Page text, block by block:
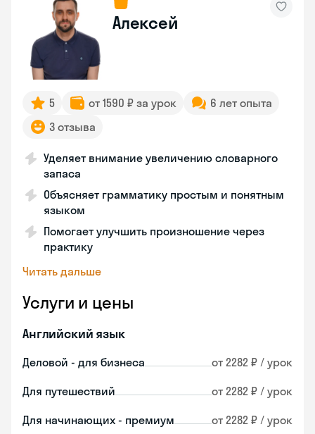
Алексей
5 от 1590 ₽ за урок
6 лет опыта
3 отзыва
Уделяет внимание увеличению словарного
запаса
Объясняет грамматику простым и понятным
языком
Помогает улучшить произношение через
практику
Читать дальше
Услуги и цены
Английский язык
Деловой - для бизнеса от 2282 ₽ / урок
Для путешествий от 2282 ₽ / урок
Для начинающих - премиум от 2282 ₽ / урок